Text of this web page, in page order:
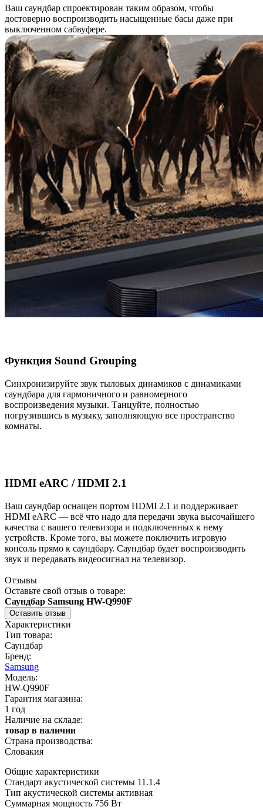
Ваш саундбар спроектирован таким образом, чтобы
достоверно воспроизводить насыщенные басы даже при
выключенном сабвуфере.
Функция Sound Grouping
Синхронизируйте звук тыловых динамиков с динамиками
саундбара для гармоничного и равномерного
воспроизведения музыки. Танцуйте, полностью
погрузившись в музыку, заполняющую все пространство
комнаты.
HDMI eARC / HDMI 2.1
Ваш саундбар оснащен портом HDMI 2.1 и поддерживает
HDMI eARC — всё что надо для передачи звука высочайшего
качества с вашего телевизора и подключенных к нему
устройств. Кроме того, вы можете поключить игровую
консоль прямо к саундбару. Саундбар будет воспроизводить
звук и передавать видеосигнал на телевизор.
Отзывы
Оставьте свой отзыв о товаре:
Саундбар Samsung HW-Q990F
Оставить отзыв
Характеристики
Тип товара:
Саундбар
Бренд:
Samsung
Модель:
HW-Q990F
Гарантия магазина:
1 год
Наличие на складе:
товар в наличии
Страна производства:
Cловакия
Общие характеристики
Стандарт акустической системы 11.1.4
Тип акустической системы активная
Суммарная мощность 756 Вт